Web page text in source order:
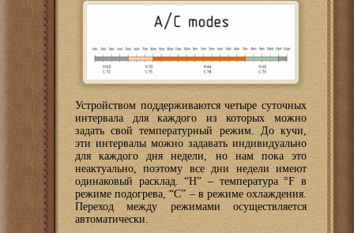
Устройством поддерживаются четыре суточных
интервала для каждого из которых можно
задать свой температурный режим. До кучи,
эти интервалы можно задавать индивидуально
для каждого дня недели, но нам пока это
неактуально, поэтому все дни недели имеют
одинаковый расклад. “H” – температура °F в
режиме подогрева, “C” – в режиме охлаждения.
Переход между режимами осуществляется
автоматически.